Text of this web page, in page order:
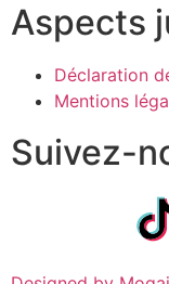
Aspects
Déclaration
Mentions
Suivez-